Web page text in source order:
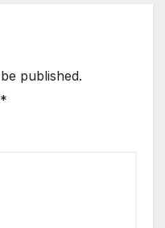
published.
*